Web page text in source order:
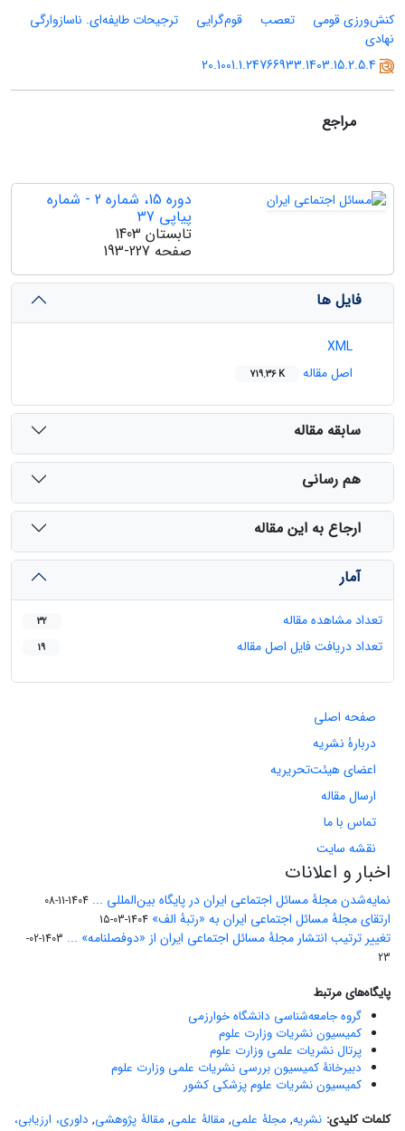
کنش‌ورزی قومی
تعصب قوم‌گرایی
ترجیحات طایفه‌ای. ناسازوارگی
نهادی
20.1001.1.24766933.1403.15.2.5.4
مراجع
دوره 15، شماره 2 - شماره
پیاپی 37
تابستان 1403
صفحه 193-227
فایل ها
XML
اصل مقاله
719.36 K
سابقه مقاله
هم رسانی
ارجاع به این مقاله
آمار
تعداد مشاهده مقاله 32
تعداد دریافت فایل اصل مقاله 19
صفحه اصلی
دربارۀ نشریه
اعضای هیئت‌تحریریه
ارسال مقاله
تماس با ما
نقشه سایت
اخبار و اعلانات
نمایه‌شدن مجلۀ مسائل اجتماعی ایران در پایگاه بین‌المللی ... 1404-11-08
ارتقای مجلۀ مسائل اجتماعی ایران به «رتبۀ الف» 1404-03-15
تغییر ترتیب انتشار مجلۀ مسائل اجتماعی ایران از «دوفصلنامه» ...
1403-02-
23
پایگاه‌های مرتبط
گروه جامعه‌شناسی دانشگاه خوارزمی
کمیسیون نشریات وزارت علوم
پرتال نشریات علمی وزارت علوم
دبیرخانۀ کمیسیون بررسی نشریات علمی وزارت علوم
کمیسیون نشریات علوم پزشکی کشور
کلمات کلیدی: نشریه,مجلۀ علمی,مقالۀ علمی,مقالۀ پژوهشی, داوری، ارزیابی،